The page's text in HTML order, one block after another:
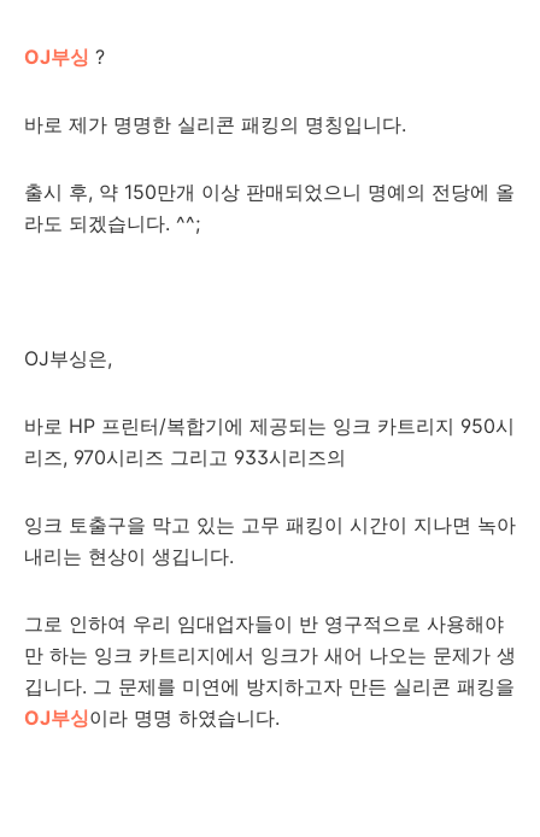
OJ부싱 ?
바로 제가 명명한 실리콘 패킹의 명칭입니다.
출시 후, 약 150만개 이상 판매되었으니 명예의 전당에 올
라도 되겠습니다. ^^;
OJ부싱은,
바로 HP 프린터/복합기에 제공되는 잉크 카트리지 950시
리즈, 970시리즈 그리고 933시리즈의
잉크 토출구을 막고 있는 고무 패킹이 시간이 지나면 녹아
내리는 현상이 생깁니다.
그로 인하여 우리 임대업자들이 반 영구적으로 사용해야
만 하는 잉크 카트리지에서 잉크가 새어 나오는 문제가 생
깁니다. 그 문제를 미연에 방지하고자 만든 실리콘 패킹을
OJ부싱이라 명명 하였습니다.